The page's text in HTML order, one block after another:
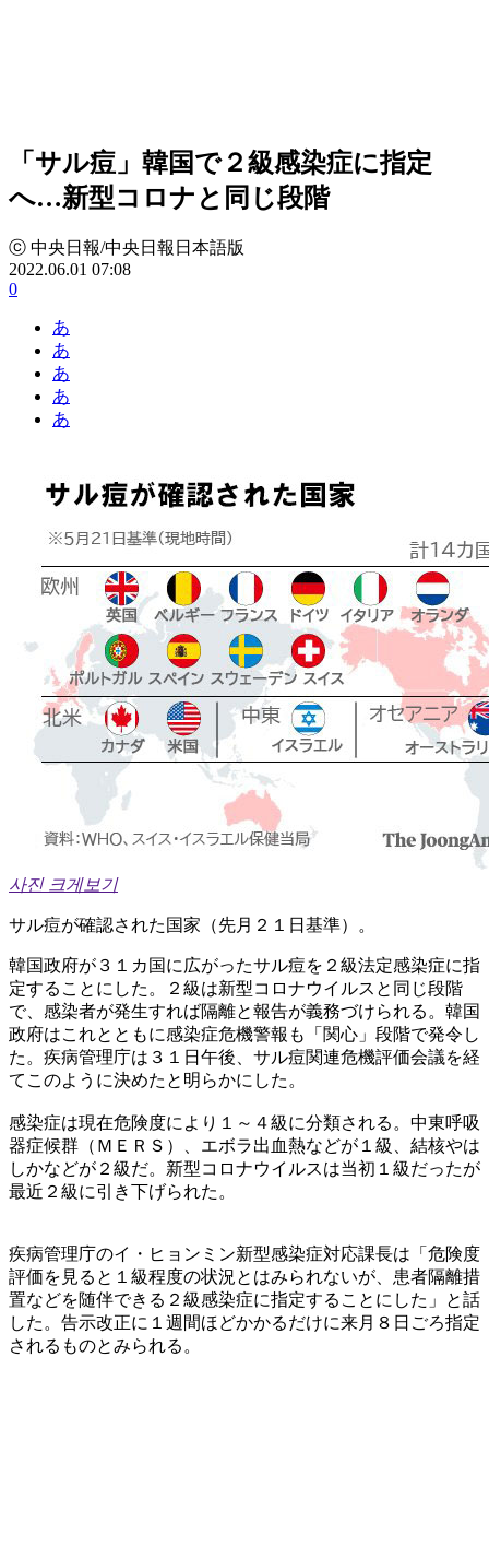
「サル痘」韓国で２級感染症に指定
へ…新型コロナと同じ段階
ⓒ 中央日報/中央日報日本語版
2022.06.01 07:08
0
あ
あ
あ
あ
あ
사진 크게보기
サル痘が確認された国家（先月２１日基準）。
韓国政府が３１カ国に広がったサル痘を２級法定感染症に指
定することにした。２級は新型コロナウイルスと同じ段階
で、感染者が発生すれば隔離と報告が義務づけられる。韓国
政府はこれとともに感染症危機警報も「関心」段階で発令し
た。疾病管理庁は３１日午後、サル痘関連危機評価会議を経
てこのように決めたと明らかにした。
感染症は現在危険度により１～４級に分類される。中東呼吸
器症候群（ＭＥＲＳ）、エボラ出血熱などが１級、結核やは
しかなどが２級だ。新型コロナウイルスは当初１級だったが
最近２級に引き下げられた。
疾病管理庁のイ・ヒョンミン新型感染症対応課長は「危険度
評価を見ると１級程度の状況とはみられないが、患者隔離措
置などを随伴できる２級感染症に指定することにした」と話
した。告示改正に１週間ほどかかるだけに来月８日ごろ指定
されるものとみられる。